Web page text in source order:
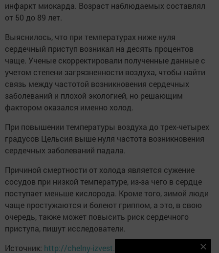
инфаркт миокарда. Возраст наблюдаемых составлял
от 50 до 89 лет.
Выяснилось, что при температурах ниже нуля
сердечный приступ возникал на десять процентов
чаще. Ученые скорректировали полученные данные с
учетом степени загрязненности воздуха, чтобы найти
связь между частотой возникновения сердечных
заболеваний и плохой экологией, но решающим
фактором оказался именно холод.
При повышении температуры воздуха до трех-четырех
градусов Цельсия выше нуля частота возникновения
сердечных заболеваний падала.
Причиной смертности от холода является сужение
сосудов при низкой температуре, из-за чего в сердце
поступает меньше кислорода. Кроме того, зимой люди
чаще простужаются и болеют гриппом, а это, в свою
очередь, также может повысить риск сердечного
приступа, пишут исследователи.
Источник: http://chelny-izvest.ru/news/top5/zima-tait-